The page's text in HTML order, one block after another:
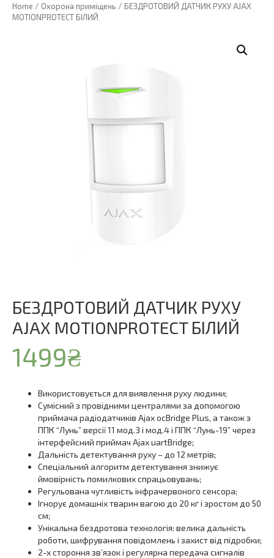
Home / Охорона приміщень / БЕЗДРОТОВИЙ ДАТЧИК РУХУ AJAX
MOTIONPROTECT БІЛИЙ
БЕЗДРОТОВИЙ ДАТЧИК РУХУ
AJAX MOTIONPROTECT БІЛИЙ
1499₴
Використовується для виявлення руху людини;
Сумісний з провідними централями за допомогою
приймача радіодатчиків Ajax ocBridge Plus, а також з
ППК “Лунь” версії 11 мод.3 і мод.4 і ППК “Лунь-19” через
інтерфейсний приймач Ajax uartBridge;
Дальність детектування руху – до 12 метрів;
Спеціальний алгоритм детектування знижує
ймовірність помилкових спрацьовувань;
Регульована чутливість інфрачервоного сенсора;
Ігнорує домашніх тварин вагою до 20 кг і зростом до 50
см;
Унікальна бездротова технологія: велика дальність
роботи, шифрування повідомлень і захист від підробки;
2-х стороння зв’язок і регулярна передача сигналів